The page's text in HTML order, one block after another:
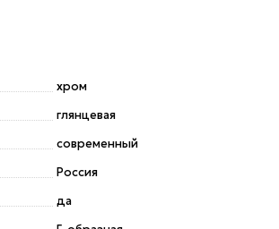
хром
глянцевая
современный
Россия
да